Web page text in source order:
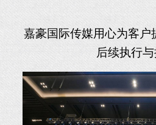
嘉豪国际传媒用心为客户
后续执行